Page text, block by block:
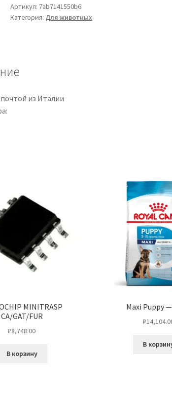
SALF*FL
PP
Артикул: 7ab7141550b6
Категория: Для животных
из Италии
MINITRASP
CA/GAT/FUR
₽8,748.00
В корзину
Maxi Puppy
₽
В